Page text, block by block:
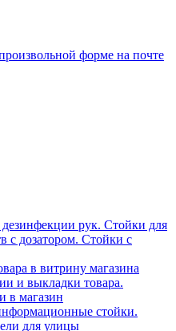
форме на почте
рук. Стойки для
с дозатором. Стойки с
в витрину магазина
и выкладки товара.
в магазин
стойки.
для улицы